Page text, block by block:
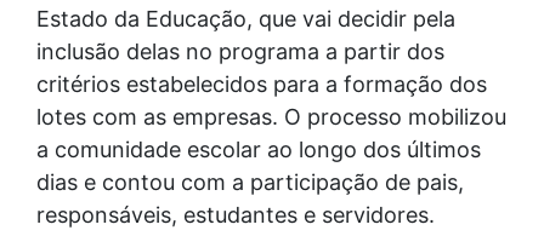
Estado da Educação, que vai decidir pela
inclusão delas no programa a partir dos
critérios estabelecidos para a formação dos
lotes com as empresas. O processo mobilizou
a comunidade escolar ao longo dos últimos
dias e contou com a participação de pais,
responsáveis, estudantes e servidores.